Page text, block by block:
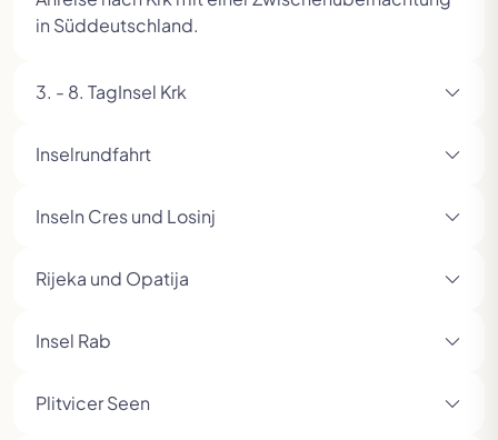
Zur vorherigen Seite in der Slideshow Zur
in Süddeutschland.
3. - 8. TagInsel Krk
Inselrundfahrt
​Inseln Cres und Losinj
​Rijeka und Opatija
​Insel Rab
Plitvicer Seen